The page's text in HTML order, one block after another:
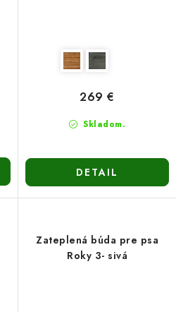
Skladom.
269 €
DETAIL
Zateplená búda pre psa
Roky 3- sivá